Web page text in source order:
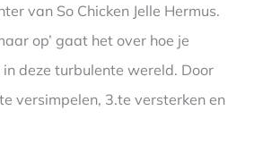
van So Chicken Jelle Hermus.
op’ gaat het over hoe je
deze turbulente wereld. Door
versimpelen, 3.te versterken en